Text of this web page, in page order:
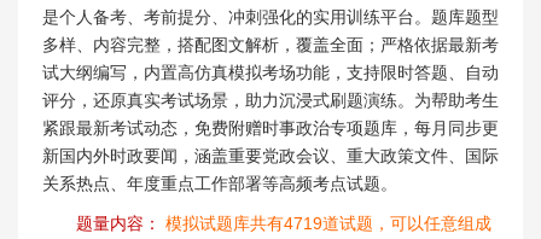
是个人备考、考前提分、冲刺强化的实用训练平台。题库题型
多样、内容完整，搭配图文解析，覆盖全面；严格依据最新考
试大纲编写，内置高仿真模拟考场功能，支持限时答题、自动
评分，还原真实考试场景，助力沉浸式刷题演练。为帮助考生
紧跟最新考试动态，免费附赠时事政治专项题库，每月同步更
新国内外时政要闻，涵盖重要党政会议、重大政策文件、国际
关系热点、年度重点工作部署等高频考点试题。
题量内容： 模拟试题库共有4719道试题，可以任意组成